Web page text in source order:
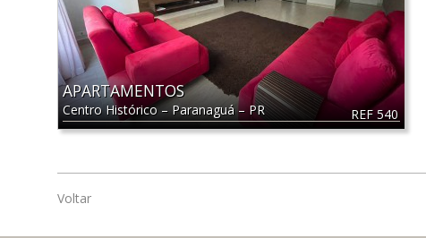
REF 540
APARTAMENTOS
Centro Histórico – Paranaguá–PR
Voltar